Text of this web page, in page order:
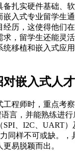
备扎实硬件基础、
嵌入式专业留学生
经历，这使得他们
求，留学生还能灵
统移植和嵌入式应
嵌入式人
程师时，重点考
言，并能熟练进
、I2C、UART
力同样不可或缺。
易脱颖而出。